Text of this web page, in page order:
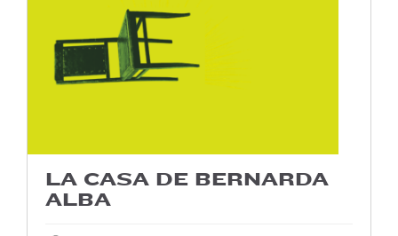
LA CASA DE BERNARDA
ALBA